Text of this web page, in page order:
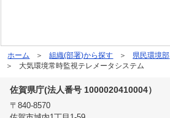
ホーム 組織(部署)から探す 県民環境部
大気環境常時監視テレメータシステム
佐賀県庁(法人番号 1000020410004）
〒840-8570